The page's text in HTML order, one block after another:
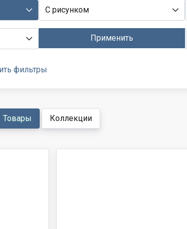
С рисунком
Применить
фильтры
Товары Коллекции